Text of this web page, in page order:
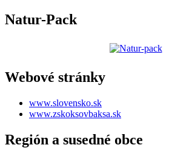
Natur-Pack
Webové stránky
www.slovensko.sk
www.zskoksovbaksa.sk
Región a susedné obce